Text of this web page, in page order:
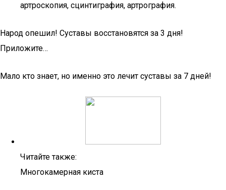
артроскопия, сцинтиграфия, артрография.
Народ опешил! Суставы восстановятся за 3 дня!
Приложите…
Мало кто знает, но именно это лечит суставы за 7 дней!
Читайте также:
Многокамерная киста